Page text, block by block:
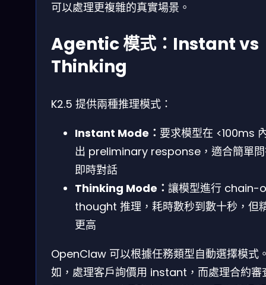
可以處理更複雜的真實場景。
Agentic 模式：Instant vs
Thinking
K2.5 提供兩種推理模式：
Instant Mode： 要求模型在 <100ms
出 preliminary response，適合簡單
即時對話
Thinking Mode： 讓模型進行 chain-
thought 推理，耗時數秒到數十秒，但
更高
OpenClaw 可以根據任務類型自動選擇模式
如，處理客戶詢價用 instant，而處理合約審